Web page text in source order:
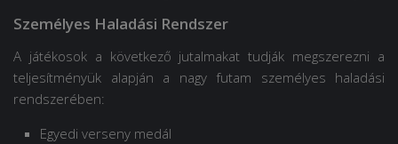
Személyes Haladási Rendszer
A játékosok a következő jutalmakat tudják megszerezni a
teljesítményük alapján a nagy futam személyes haladási
rendszerében:
Egyedi verseny medál